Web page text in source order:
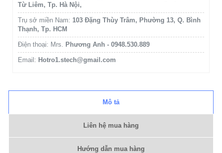
Từ Liêm, Tp. Hà Nội,
Trụ sở miền Nam: 103 Đặng Thùy Trâm, Phường 13, Q. Bình
Thạnh, Tp. HCM
Điện thoại: Mrs. Phương Anh - 0948.530.889
Email: Hotro1.stech@gmail.com
Mô tả
Liên hệ mua hàng
Hướng dẫn mua hàng